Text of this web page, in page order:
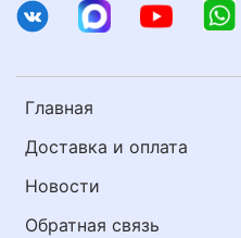
Главная
Доставка и оплата
Новости
Обратная связь